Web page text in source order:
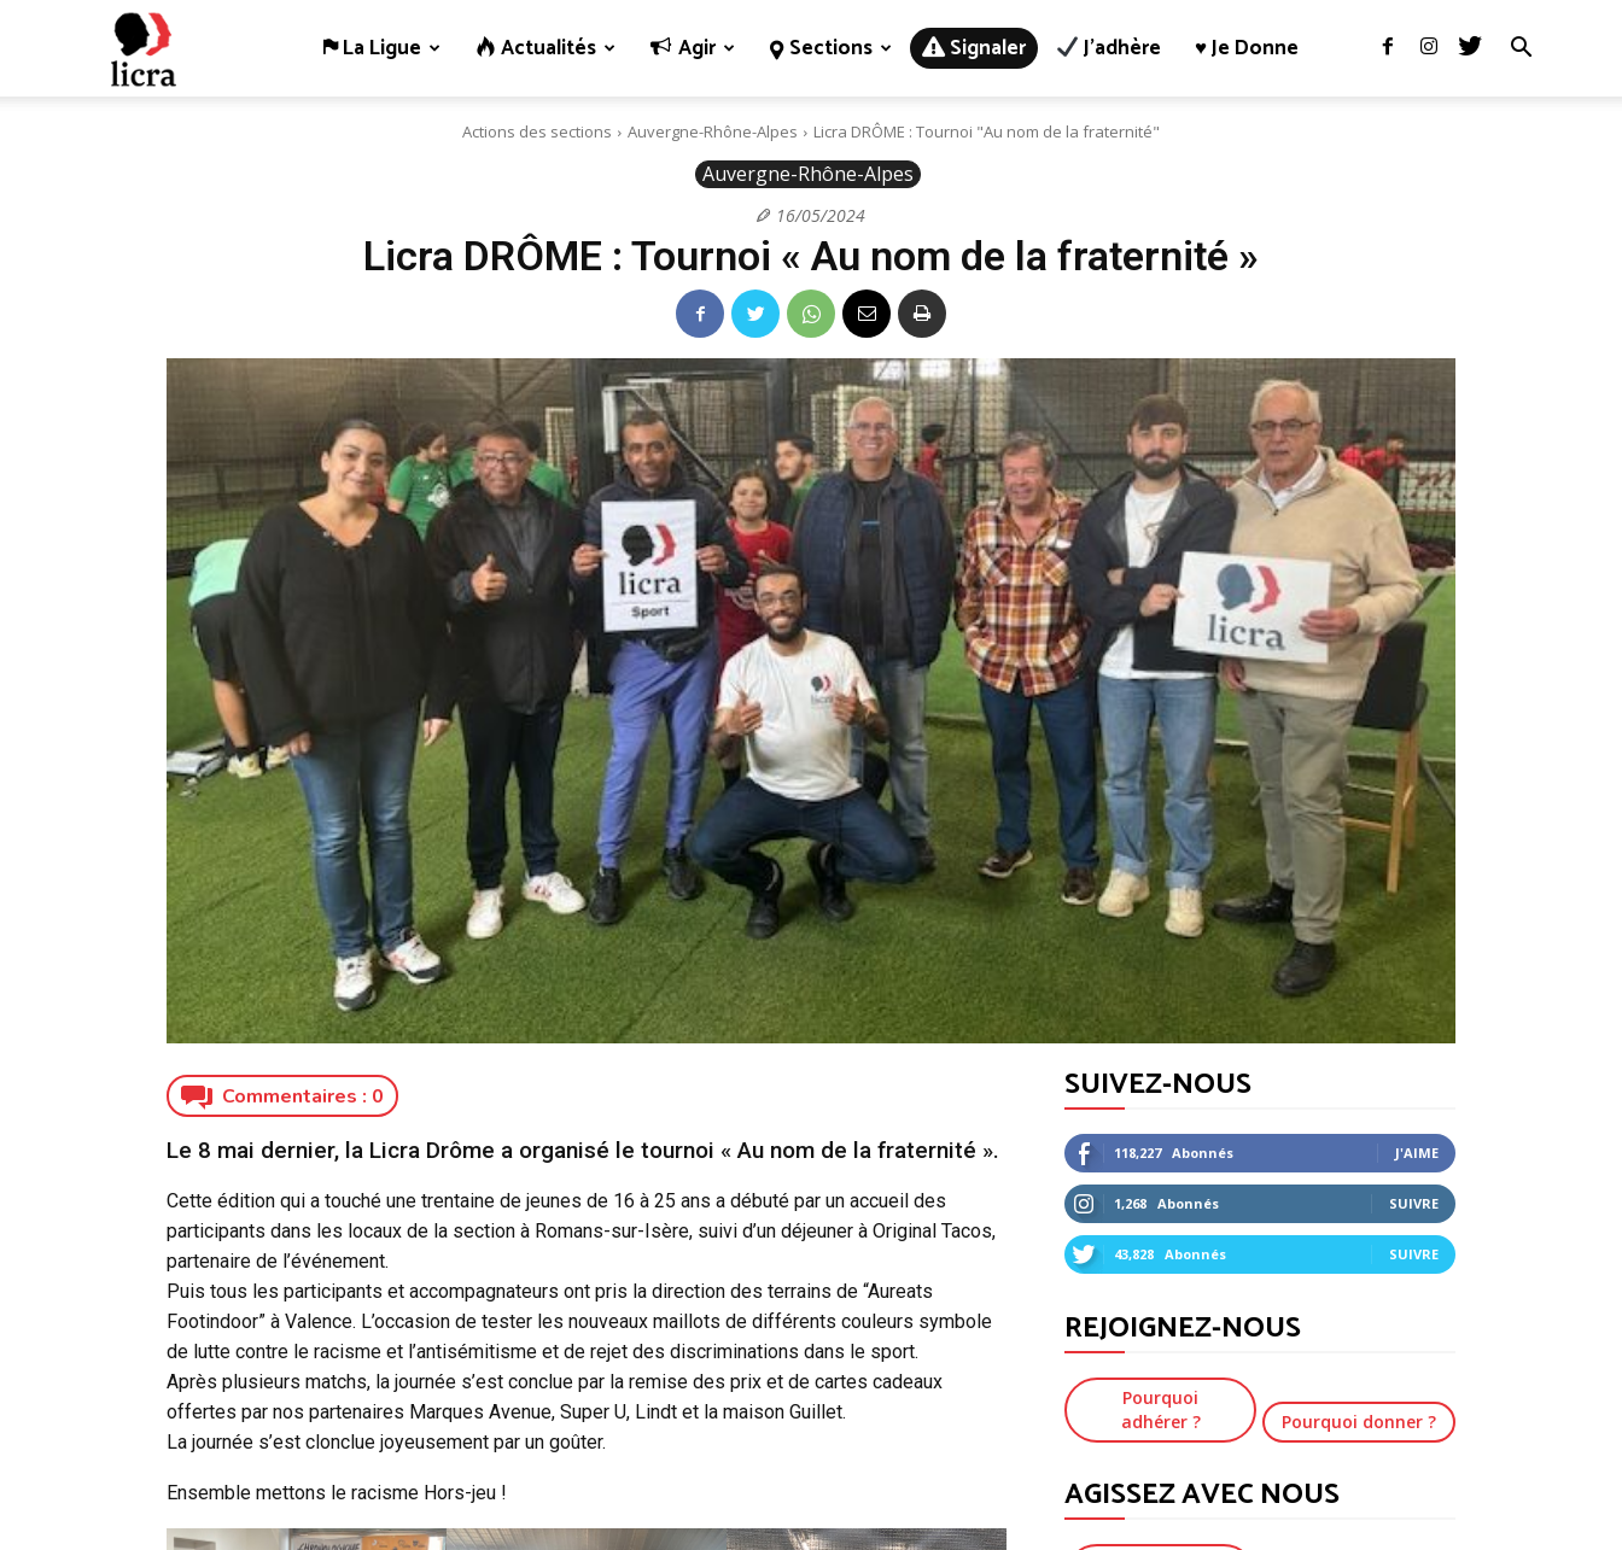
La Ligue Actualités Agir Sections Signaler J’adhère ♥ Je Donne
Actions des sections Auvergne-Rhône-Alpes Licra DRÔME : Tournoi "Au nom de la fraternité"
Auvergne-Rhône-Alpes
16/05/2024
Licra DRÔME : Tournoi « Au nom de la fraternité »
Commentaires : 0
Le 8 mai dernier, la Licra Drôme a organisé le tournoi « Au nom de la fraternité ».
Cette édition qui a touché une trentaine de jeunes de 16 à 25 ans a débuté par un accueil des
participants dans les locaux de la section à Romans-sur-Isère, suivi d’un déjeuner à Original Tacos,
partenaire de l’événement.
Puis tous les participants et accompagnateurs ont pris la direction des terrains de “Aureats
Footindoor” à Valence. L’occasion de tester les nouveaux maillots de différents couleurs symbole
de lutte contre le racisme et l’antisémitisme et de rejet des discriminations dans le sport.
Après plusieurs matchs, la journée s’est conclue par la remise des prix et de cartes cadeaux
offertes par nos partenaires Marques Avenue, Super U, Lindt et la maison Guillet.
La journée s’est clonclue joyeusement par un goûter.
Ensemble mettons le racisme Hors-jeu !
SUIVEZ-NOUS
118,227 Abonnés J'AIME
1,268 Abonnés SUIVRE
43,828 Abonnés SUIVRE
REJOIGNEZ-NOUS
Pourquoi
adhérer ?
Pourquoi donner ?
AGISSEZ AVEC NOUS